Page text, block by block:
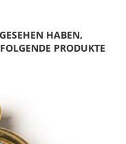
HABEN,
PRODUKTE